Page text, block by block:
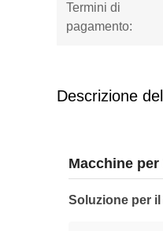
Termini di
pagamento:
Descrizione
Macchine
Soluzione per